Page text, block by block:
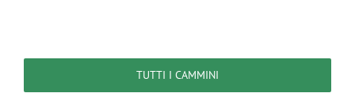
TUTTI I CAMMINI